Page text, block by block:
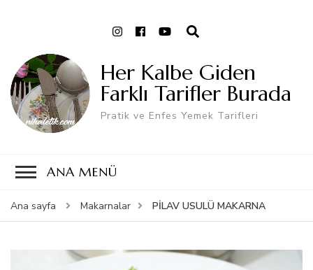
Her Kalbe Giden
Farklı Tarifler Burada
Pratik ve Enfes Yemek Tarifleri
ANA MENÜ
Ana sayfa Makarnalar PİLAV USULÜ MAKARNA